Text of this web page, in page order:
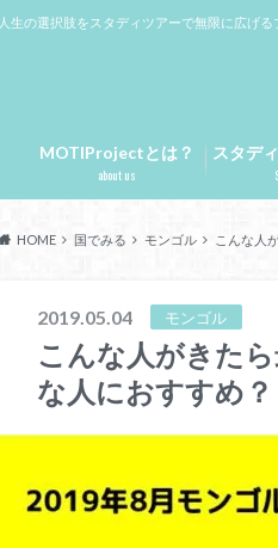
人生の選択肢をスタディツアーで無限に広げる
MOTIProjectとは？
about us
スタデ
HOME 国でみる モンゴル こんな人
2019.05.04 モンゴル
こんな人がきた
な人におすすめ？